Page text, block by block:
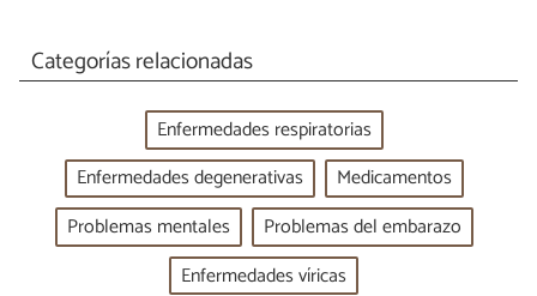
Categorías relacionadas
Enfermedades respiratorias
Enfermedades degenerativas
Medicamentos
Problemas mentales
Problemas del embarazo
Enfermedades víricas